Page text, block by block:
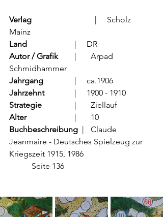
Verlag
Mainz
Land
			  |     DR
Autor / Grafik
	  |	Arpad
Schmidhammer
Jahrgang
		  |     ca.1906
Jahrzehnt
		  |     1900 - 1910
Strategie
		  |	Ziellauf
Alter
			  |	10
Buchbeschreibung |	Claude
Jeanmaire - Deutsches Spielzeug zur
Kriegszeit 1915, 1986
           Seite 136